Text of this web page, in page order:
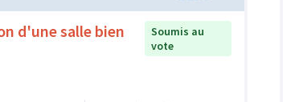
d'une salle bien
Soumis au
vote